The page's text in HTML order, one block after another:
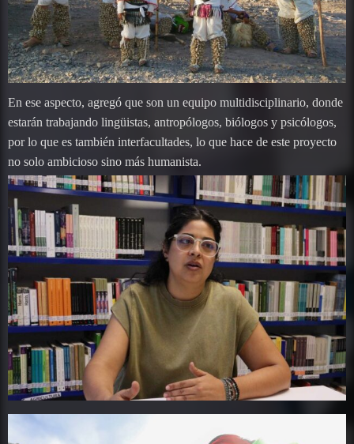
En ese aspecto, agregó que son un equipo multidisciplinario, donde
estarán trabajando lingüistas, antropólogos, biólogos y psicólogos,
por lo que es también interfacultades, lo que hace de este proyecto
no solo ambicioso sino más humanista.